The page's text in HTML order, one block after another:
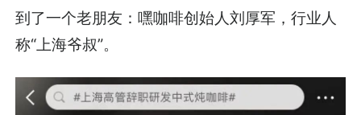
到了一个老朋友：嘿咖啡创始人刘厚军，行业人
称“上海爷叔”。